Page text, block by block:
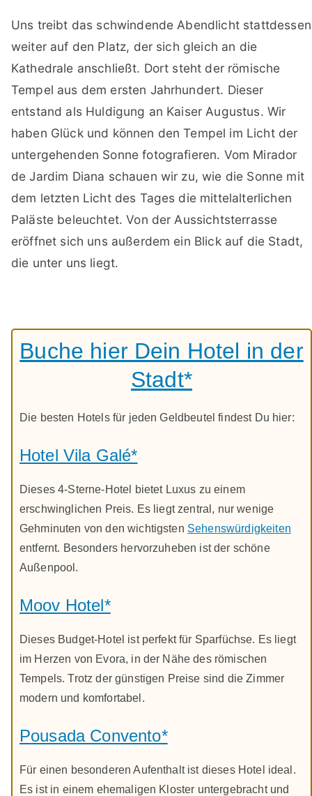
Uns treibt das schwindende Abendlicht stattdessen
weiter auf den Platz, der sich gleich an die
Kathedrale anschließt. Dort steht der römische
Tempel aus dem ersten Jahrhundert. Dieser
entstand als Huldigung an Kaiser Augustus. Wir
haben Glück und können den Tempel im Licht der
untergehenden Sonne fotografieren. Vom Mirador
de Jardim Diana schauen wir zu, wie die Sonne mit
dem letzten Licht des Tages die mittelalterlichen
Paläste beleuchtet. Von der Aussichtsterrasse
eröffnet sich uns außerdem ein Blick auf die Stadt,
die unter uns liegt.
Buche hier Dein Hotel in der
Stadt*
Die besten Hotels für jeden Geldbeutel findest Du hier:
Hotel Vila Galé*
Dieses 4-Sterne-Hotel bietet Luxus zu einem
erschwinglichen Preis. Es liegt zentral, nur wenige
Gehminuten von den wichtigsten Sehenswürdigkeiten
entfernt. Besonders hervorzuheben ist der schöne
Außenpool.
Moov Hotel*
Dieses Budget-Hotel ist perfekt für Sparfüchse. Es liegt
im Herzen von Evora, in der Nähe des römischen
Tempels. Trotz der günstigen Preise sind die Zimmer
modern und komfortabel.
Pousada Convento*
Für einen besonderen Aufenthalt ist dieses Hotel ideal.
Es ist in einem ehemaligen Kloster untergebracht und